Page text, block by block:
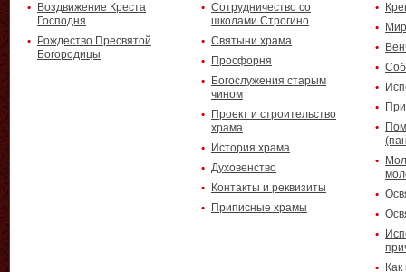
Воздвижение Креста
Господня
Рождество Пресвятой
Богородицы
Сотрудничество со
школами Строгино
Святыни храма
Просфорня
Богослужения старым
чином
Проект и строительство
храма
История храма
Духовенство
Контакты и реквизиты
Приписные храмы